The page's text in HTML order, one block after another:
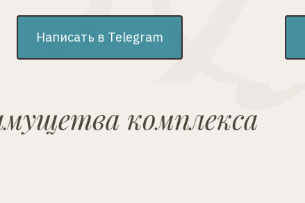
Написать в Telegram
комплекса